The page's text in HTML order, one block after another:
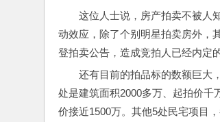
这位人士说，房产拍卖不被人
动效应，除了个别明星拍卖房外，
登拍卖公告，造成竞拍人已经内定
还有目前的拍品标的数额巨大
处是建筑面积2000多万、起拍价千
价接近1500万。其他5处民宅项目